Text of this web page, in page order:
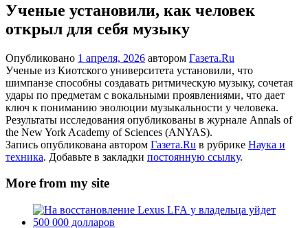
Ученые установили, как человек
открыл для себя музыку
Опубликовано 1 апреля, 2026 автором Газета.Ru
Ученые из Киотского университета установили, что
шимпанзе способны создавать ритмическую музыку, сочетая
удары по предметам с вокальными проявлениями, что дает
ключ к пониманию эволюции музыкальности у человека.
Результаты исследования опубликованы в журнале Annals of
the New York Academy of Sciences (ANYAS).
Запись опубликована автором Газета.Ru в рубрике Наука и
техника. Добавьте в закладки постоянную ссылку.
More from my site